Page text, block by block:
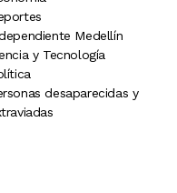
Medellín
y Tecnología
desaparecidas y